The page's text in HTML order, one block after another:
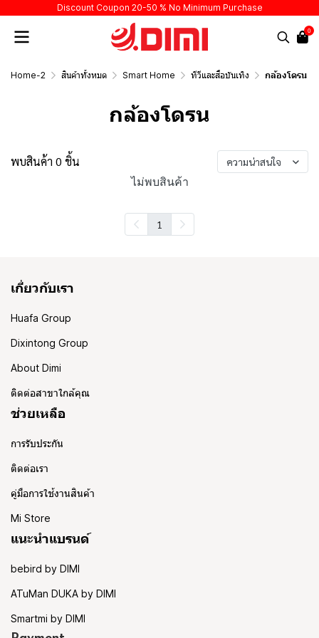
Discount Coupon 20-50 % No Minimum Purchase
0
Home-2 สินค้าทั้งหมด Smart Home ทีวีและสื่อบันเทิง กล้องโดรน
กล้องโดรน
พบสินค้า 0 ชิ้น ความน่าสนใจ
ไม่พบสินค้า
1
เกี่ยวกับเรา
Huafa Group
Dixintong Group
About Dimi
ติดต่อสาขาใกล้คุณ
ช่วยเหลือ
การรับประกัน
ติดต่อเรา
คู่มือการใช้งานสินค้า
Mi Store
แนะนำแบรนด์
bebird by DIMI
ATuMan DUKA by DIMI
Smartmi by DIMI